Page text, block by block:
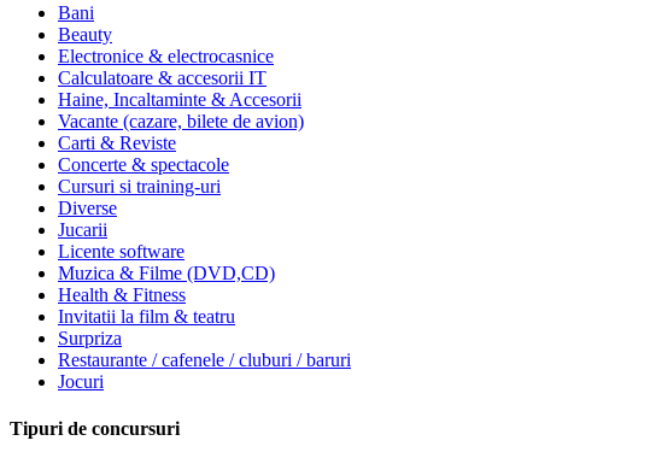
Bani
Beauty
Electronice & electrocasnice
Calculatoare & accesorii IT
Haine, Incaltaminte & Accesorii
Vacante (cazare, bilete de avion)
Carti & Reviste
Concerte & spectacole
Cursuri si training-uri
Diverse
Jucarii
Licente software
Muzica & Filme (DVD,CD)
Health & Fitness
Invitatii la film & teatru
Surpriza
Restaurante / cafenele / cluburi / baruri
Jocuri
Tipuri de concursuri